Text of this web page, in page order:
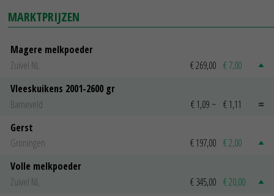
MARKTPRIJZEN
Magere melkpoeder
Zuivel NL
€ 269,00 € 7,00
Vleeskuikens 2001-2600 gr
Barneveld
€ 1,09 ~ € 1,11
Gerst
Groningen
€ 197,00 € 2,00
Volle melkpoeder
Zuivel NL
€ 345,00 € 20,00